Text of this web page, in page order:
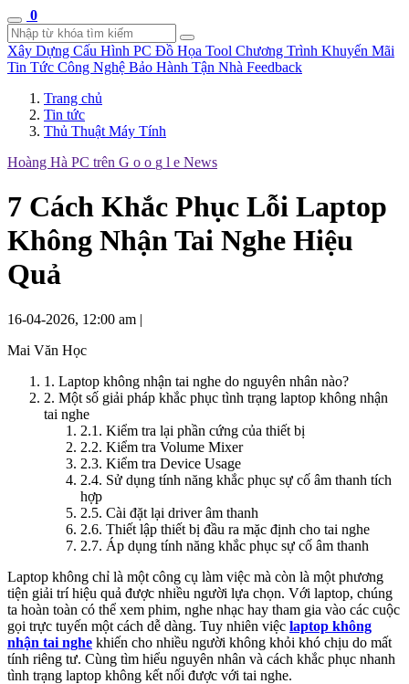
0
Xây Dựng Cấu Hình PC Đồ Họa Tool Chương Trình Khuyến Mãi
Tin Tức Công Nghệ Bảo Hành Tận Nhà Feedback
Trang chủ
Tin tức
Thủ Thuật Máy Tính
Hoàng Hà PC trên G o o g l e News
7 Cách Khắc Phục Lỗi Laptop
Không Nhận Tai Nghe Hiệu
Quả
16-04-2026, 12:00 am |
Mai Văn Học
1. Laptop không nhận tai nghe do nguyên nhân nào?
2. Một số giải pháp khắc phục tình trạng laptop không nhận
tai nghe
2.1. Kiểm tra lại phần cứng của thiết bị
2.2. Kiểm tra Volume Mixer
2.3. Kiểm tra Device Usage
2.4. Sử dụng tính năng khắc phục sự cố âm thanh tích
hợp
2.5. Cài đặt lại driver âm thanh
2.6. Thiết lập thiết bị đầu ra mặc định cho tai nghe
2.7. Áp dụng tính năng khắc phục sự cố âm thanh
Laptop không chỉ là một công cụ làm việc mà còn là một phương
tiện giải trí hiệu quả được nhiều người lựa chọn. Với laptop, chúng
ta hoàn toàn có thể xem phim, nghe nhạc hay tham gia vào các cuộc
gọi trực tuyến một cách dễ dàng. Tuy nhiên việc laptop không
nhận tai nghe khiến cho nhiều người không khỏi khó chịu do mất
tính riêng tư. Cùng tìm hiểu nguyên nhân và cách khắc phục nhanh
tình trạng laptop không kết nối được với tai nghe.